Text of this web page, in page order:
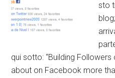
sto
qui sotto: “Building
about on Facebook more